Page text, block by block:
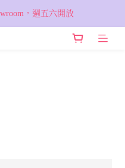
享折上折優惠，低至78折
，週五六開放
享折上折優惠，低至78折